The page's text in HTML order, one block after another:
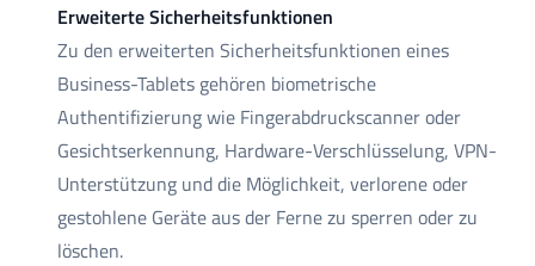
Erweiterte Sicherheitsfunktionen
Zu den erweiterten Sicherheitsfunktionen eines
Business-Tablets gehören biometrische
Authentifizierung wie Fingerabdruckscanner oder
Gesichtserkennung, Hardware-Verschlüsselung, VPN-
Unterstützung und die Möglichkeit, verlorene oder
gestohlene Geräte aus der Ferne zu sperren oder zu
löschen.